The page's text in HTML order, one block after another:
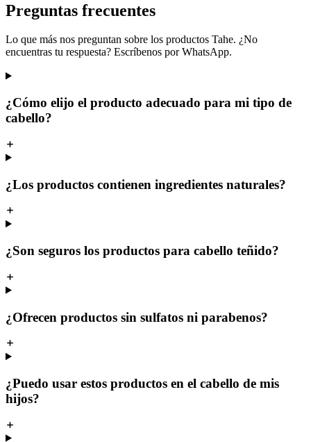
Preguntas frecuentes
Lo que más nos preguntan sobre los productos Tahe. ¿No
encuentras tu respuesta? Escríbenos por WhatsApp.
¿Cómo elijo el producto adecuado para mi tipo de
cabello?
¿Los productos contienen ingredientes naturales?
¿Son seguros los productos para cabello teñido?
¿Ofrecen productos sin sulfatos ni parabenos?
¿Puedo usar estos productos en el cabello de mis
hijos?